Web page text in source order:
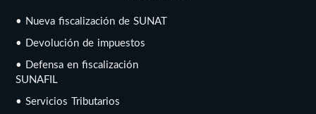
• Nueva fiscalización de SUNAT
• Devolución de impuestos
• Defensa en fiscalización
SUNAFIL
• Servicios Tributarios